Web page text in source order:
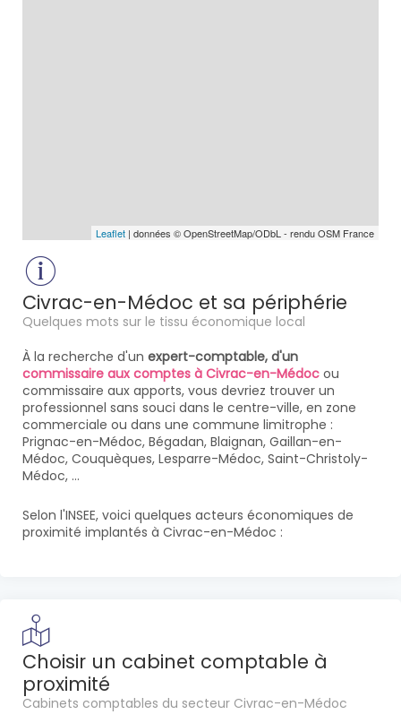
Leaflet | données © OpenStreetMap/ODbL - rendu OSM France
Civrac-en-Médoc et sa périphérie
Quelques mots sur le tissu économique local
À la recherche d'un expert-comptable, d'un
commissaire aux comptes à Civrac-en-Médoc ou
commissaire aux apports, vous devriez trouver un
professionnel sans souci dans le centre-ville, en zone
commerciale ou dans une commune limitrophe :
Prignac-en-Médoc, Bégadan, Blaignan, Gaillan-en-
Médoc, Couquèques, Lesparre-Médoc, Saint-Christoly-
Médoc, ...
Selon l'INSEE, voici quelques acteurs économiques de
proximité implantés à Civrac-en-Médoc :
Choisir un cabinet comptable à
proximité
Cabinets comptables du secteur Civrac-en-Médoc